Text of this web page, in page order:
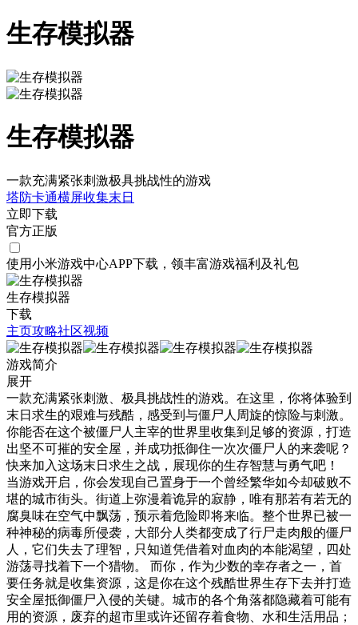
生存模拟器
生存模拟器
一款充满紧张刺激极具挑战性的游戏
塔防卡通横屏收集末日
立即下载
官方正版
使用小米游戏中心APP下载 ，领丰富游戏福利 及礼包
生存模拟器
下载
主页攻略社区视频
游戏简介
展开
一款充满紧张刺激、极具挑战性的游戏。在这里，你将体验到
末日求生的艰难与残酷，感受到与僵尸人周旋的惊险与刺激。
你能否在这个被僵尸人主宰的世界里收集到足够的资源，打造
出坚不可摧的安全屋，并成功抵御住一次次僵尸人的来袭呢？
快来加入这场末日求生之战，展现你的生存智慧与勇气吧！
当游戏开启，你会发现自己置身于一个曾经繁华如今却破败不
堪的城市街头。街道上弥漫着诡异的寂静，唯有那若有若无的
腐臭味在空气中飘荡，预示着危险即将来临。整个世界已被一
种神秘的病毒所侵袭，大部分人类都变成了行尸走肉般的僵尸
人，它们失去了理智，只知道凭借着对血肉的本能渴望，四处
游荡寻找着下一个猎物。 而你，作为少数的幸存者之一，首
要任务就是收集资源，这是你在这个残酷世界生存下去并打造
安全屋抵御僵尸入侵的关键。城市的各个角落都隐藏着可能有
用的资源，废弃的超市里或许还留存着食物、水和生活用品；